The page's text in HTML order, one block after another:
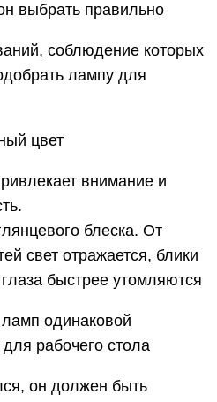
выбрать правильно
соблюдение которых
лампу для
цвет
внимание и
блеска. От
свет отражается, блики
быстрее утомляются
одинаковой
рабочего стола
он должен быть